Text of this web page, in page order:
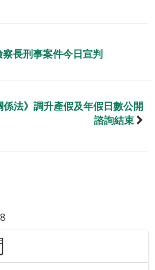
長刑事案件今日宣判
法》調升產假及年假日數公開
諮詢結束